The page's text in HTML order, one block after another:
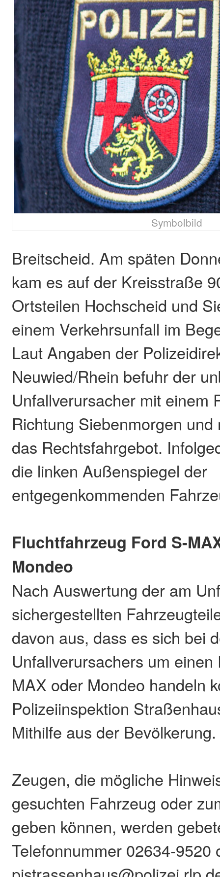
Symbolbild
Breitscheid. Am späten
kam es auf der Kreisstraße
Ortsteilen Hochscheid und
einem Verkehrsunfall im
Laut Angaben der
Neuwied/Rhein befuhr der
Unfallverursacher mit einem
Richtung Siebenmorgen
das Rechtsfahrgebot.
die linken Außenspiegel der
entgegenkommenden
Fluchtfahrzeug Ford S-
Mondeo
Nach Auswertung der am
sichergestellten
davon aus, dass es sich bei
Unfallverursachers um
MAX oder Mondeo handeln
Polizeiinspektion
Mithilfe aus der Bevölkerung.
Zeugen, die mögliche
gesuchten Fahrzeug oder
geben können, werden
Telefonnummer 02634-9520